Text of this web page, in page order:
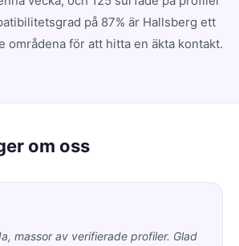
på 87% är Hallsberg ett
områdena för att hitta en äkta kontakt.
om oss
massor av verifierade profiler. Glad